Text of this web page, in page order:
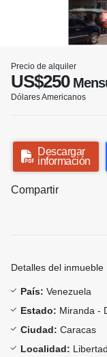
Precio de alquiler
US$250
Dólares Americanos
Descargar
información
Compartir
Detalles del inmueble
País: Venezuela
Estado: Miranda -
Ciudad: Caracas
Localidad: